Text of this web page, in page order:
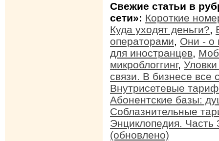
Свежие статьи в
сети»: Короткие
Куда уходят деньги?,
операторами, Они - о
для иностранцев,
микроблоггинг,
связи. В бизнесе все
Внутрисетевые
Абонентские базы:
Соблазнительные
Энциклопедия.
(обновлено)